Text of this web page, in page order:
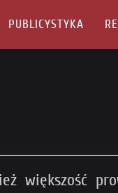
PUBLICYSTYKA
większość